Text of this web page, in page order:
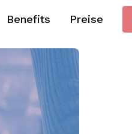
Benefits Preise